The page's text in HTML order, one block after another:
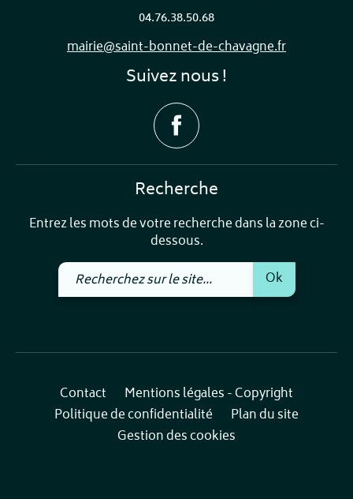
04.76.38.50.68
mairie@saint-bonnet-de-chavagne.fr
Suivez nous !
Recherche
Entrez les mots de votre recherche dans la zone ci-
dessous.
Recherchez
sur
Ok
Contact
Mentions légales - Copyright
Politique de confidentialité
Plan du site
Gestion des cookies